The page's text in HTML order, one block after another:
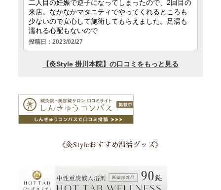
《灸Styleおすすめ温活グッズ》